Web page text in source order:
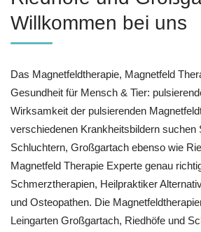
Willkommen bei uns
Das Magnetfeldtherapie, Magnetfeld
Gesundheit für Mensch & Tier:
Wirksamkeit der pulsierenden
verschiedenen Krankheitsbildern suchen
Schluchtern, Großgartach ebenso wie
Magnetfeld Therapie Experte genau
Schmerztherapien, Heilpraktiker
und Osteopathen. Die
Leingarten Großgartach, Riedhöfe und